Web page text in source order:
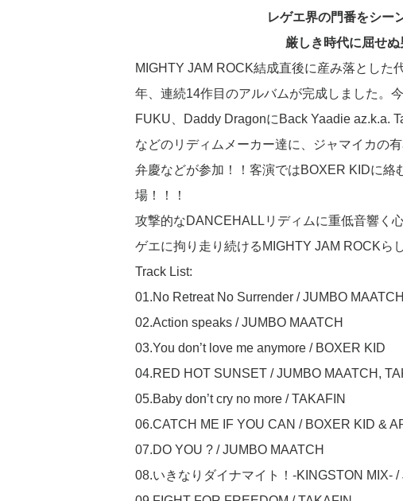
レゲエ界の門番をシー
厳しき時代に屈せ
MIGHTY JAM ROCK結成直後に産み落とした
年、連続14作目のアルバムが完成しました。
FUKU、Daddy DragonにBack Yaadie az.k.a.
などのリディムメーカー達に、ジャマイカの
弁慶などが参加！！客演ではBOXER KIDに
場！！！
攻撃的なDANCEHALLリディムに重低音響く
ゲエに拘り走り続けるMIGHTY JAM ROCKら
Track List:
01.No Retreat No Surrender / JUMBO
02.Action speaks / JUMBO MAATCH
03.You don’t love me anymore / BOXER KID
04.RED HOT SUNSET / JUMBO MAATCH,
05.Baby don’t cry no more / TAKAFIN
06.CATCH ME IF YOU CAN / BOXER KID &
07.DO YOU ? / JUMBO MAATCH
08.いきなりダイナマイト！-KINGSTON MIX-